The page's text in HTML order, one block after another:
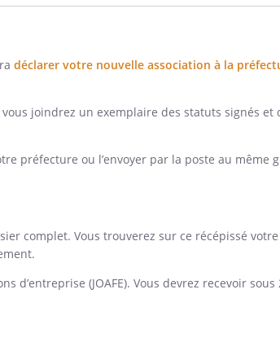
déclarer votre nouvelle association à la
joindrez un exemplaire des statuts signés et
préfecture ou l’envoyer par la poste au même
complet. Vous trouverez sur ce récépissé
(JOAFE). Vous devrez recevoir